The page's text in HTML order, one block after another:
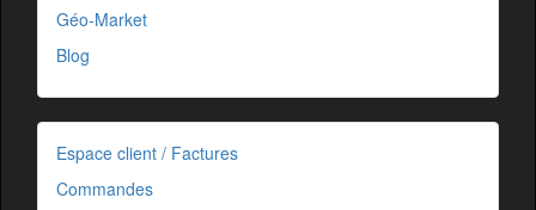
Géo-Market
Blog
Espace client / Factures
Commandes